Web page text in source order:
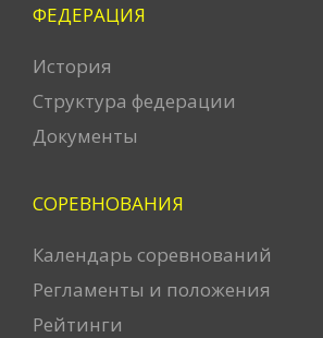
ФЕДЕРАЦИЯ
История
Структура федерации
Документы
СОРЕВНОВАНИЯ
Календарь соревнований
Регламенты и положения
Рейтинги